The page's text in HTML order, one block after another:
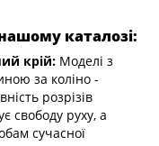
каталозі:
крій: Моделі з
за коліно -
розрізів
свободу руху, а
сучасної